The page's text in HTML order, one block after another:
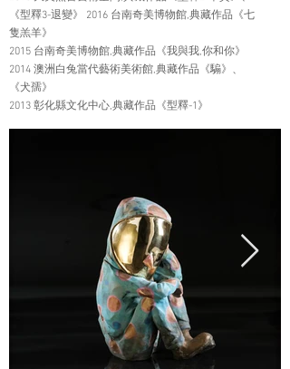
《型釋3-退變》 2016 台南奇美博物館,典藏作品《七
隻羔羊》
2015 台南奇美博物館,典藏作品《我與我,你和你》
2014 澳洲白兔當代藝術美術館,典藏作品《騸》、
《犬孺》
2013 彰化縣文化中心,典藏作品《型釋-1》